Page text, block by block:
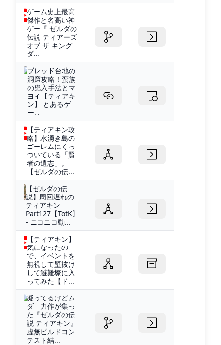
ゲーム史上最高
傑作と名高い神
ゲー『 ゼルダの
伝説 ティアーズ
オブ ザ キング
ダ...
ブレッド台地の
洞窟攻略！蛮族
の兜入手法とマ
ヨイ【ティアキ
ン】 とあるゲ
ー...
【ティアキン攻
略】水湧き島の
ゴーレムにくっ
ついている「賢
者の遺志」。
【ゼルダの伝...
【ゼルダの伝
説】周回遅れの
ティアキン
Part127【TotK】
- ニコニコ動...
【ティアキン】
気になったの
で、イベントを
無視して壁抜け
して避難壕に入
ってみた【ド...
凝ってるけどム
ダ！力作が集っ
た『ゼルダの伝
説 ティアキン』
虚無ビルドコン
テスト結...